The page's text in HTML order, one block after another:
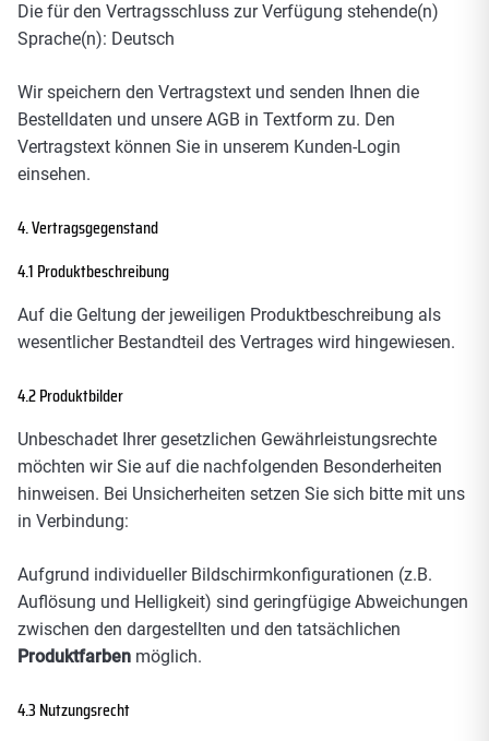
Die für den Vertragsschluss zur Verfügung stehende(n)
Sprache(n): Deutsch
Wir speichern den Vertragstext und senden Ihnen die
Bestelldaten und unsere AGB in Textform zu. Den
Vertragstext können Sie in unserem Kunden-Login
einsehen.
4. Vertragsgegenstand
4.1 Produktbeschreibung
Auf die Geltung der jeweiligen Produktbeschreibung als
wesentlicher Bestandteil des Vertrages wird hingewiesen.
4.2 Produktbilder
Unbeschadet Ihrer gesetzlichen Gewährleistungsrechte
möchten wir Sie auf die nachfolgenden Besonderheiten
hinweisen. Bei Unsicherheiten setzen Sie sich bitte mit uns
in Verbindung:
Aufgrund individueller Bildschirmkonfigurationen (z.B.
Auflösung und Helligkeit) sind geringfügige Abweichungen
zwischen den dargestellten und den tatsächlichen
Produktfarben möglich.
4.3 Nutzungsrecht